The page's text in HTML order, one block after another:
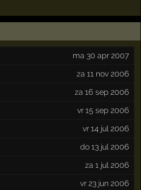
ma 30 apr 2007
za 11 nov 2006
za 16 sep 2006
vr 15 sep 2006
vr 14 jul 2006
do 13 jul 2006
za 1 jul 2006
vr 23 jun 2006